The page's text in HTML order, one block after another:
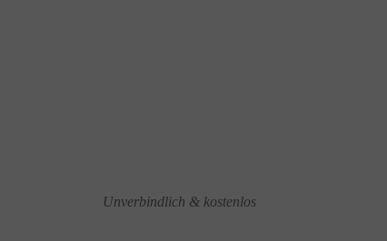
Unverbindlich & kostenlos